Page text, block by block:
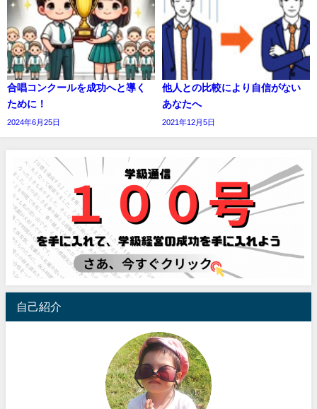
合唱コンクールを成功へと導く
ために！
2024年6月25日
他人との比較により自信がない
あなたへ
2021年12月5日
自己紹介